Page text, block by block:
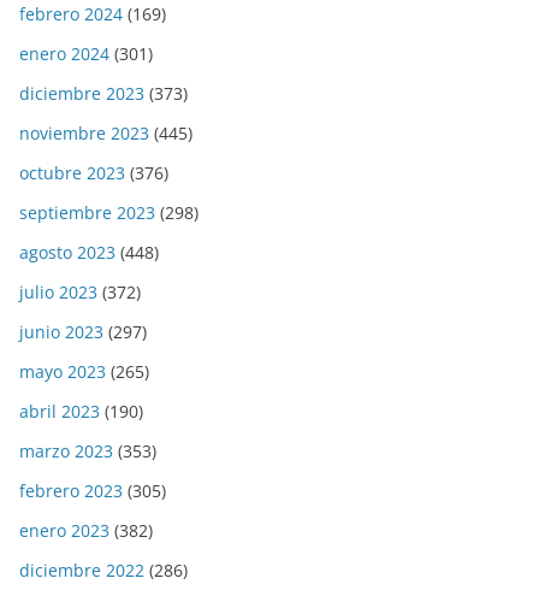
febrero 2024 (169)
enero 2024 (301)
diciembre 2023 (373)
noviembre 2023 (445)
octubre 2023 (376)
septiembre 2023 (298)
agosto 2023 (448)
julio 2023 (372)
junio 2023 (297)
mayo 2023 (265)
abril 2023 (190)
marzo 2023 (353)
febrero 2023 (305)
enero 2023 (382)
diciembre 2022 (286)